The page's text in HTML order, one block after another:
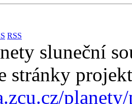
RSS
sluneční
stránky